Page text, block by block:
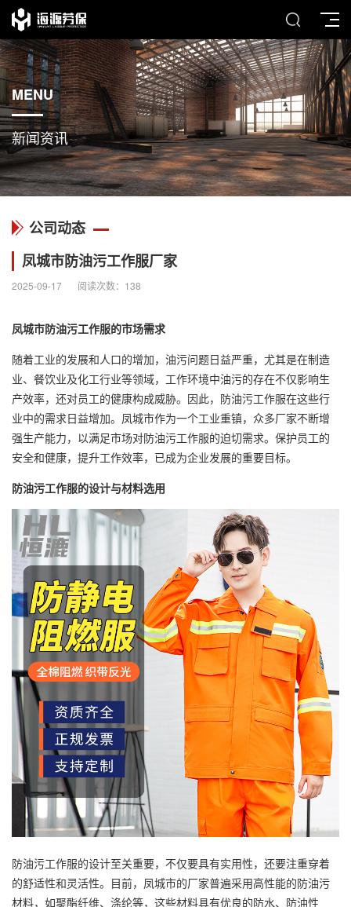
MENU
新闻资讯
公司动态
凤城市防油污工作服厂家
2025-09-17 阅读次数： 138
凤城市防油污工作服的市场需求
随着工业的发展和人口的增加，油污问题日益严重，尤其是在制造
业、餐饮业及化工行业等领域，工作环境中油污的存在不仅影响生
产效率，还对员工的健康构成威胁。因此，防油污工作服在这些行
业中的需求日益增加。凤城市作为一个工业重镇，众多厂家不断增
强生产能力，以满足市场对防油污工作服的迫切需求。保护员工的
安全和健康，提升工作效率，已成为企业发展的重要目标。
防油污工作服的设计与材料选用
防油污工作服的设计至关重要，不仅要具有实用性，还要注重穿着
的舒适性和灵活性。目前，凤城市的厂家普遍采用高性能的防油污
材料，如聚酯纤维、涤纶等，这些材料具有优良的防水、防油性